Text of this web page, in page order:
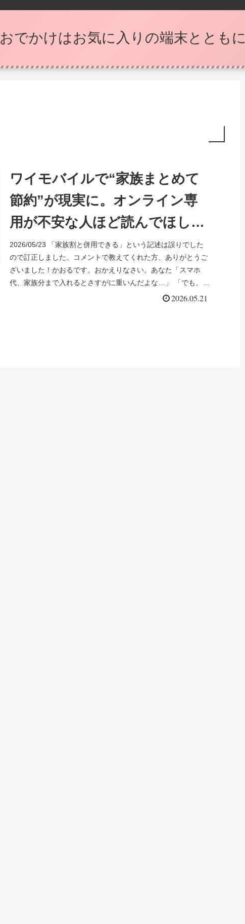
おでかけはお気に入りの端末とともに
ワイモバイルで“家族まとめて
節約”が現実に。オンライン専
用が不安な人ほど読んでほしい
話
2026/05/23 「家族割と併用できる」という記述は誤りでした
ので訂正しました。コメントで教えてくれた方、ありがとうご
ざいました！かおるです。おかえりなさい。あなた「スマホ
代、家族分まで入れるとさすがに重いんだよな…」 「でも、安
2026.05.21